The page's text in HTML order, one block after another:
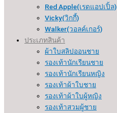
Red Apple(เรดแอปเปิ้ล)
Vicky(วิกกี้)
Walker(วอลค์เกอร์)
ประเภทสินค้า
ผ้าใบสลิปออนชาย
รองเท้านักเรียนชาย
รองเท้านักเรียนหญิง
รองเท้าผ้าใบชาย
รองเท้าผ้าใบผู้หญิง
รองเท้าสวมผู้ชาย